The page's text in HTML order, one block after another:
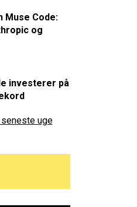
Muse Code:
og
investerer på
uge